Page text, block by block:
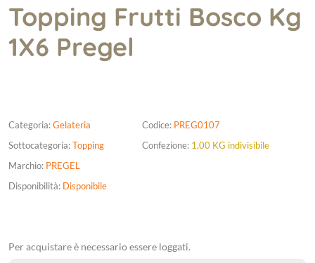
Topping Frutti Bosco Kg
1X6 Pregel
Categoria:Gelateria
Sottocategoria:Topping
Marchio: PREGEL
Disponibilità: Disponibile
Codice: PREG0107
Confezione: 1,00 KG indivisibile
Per acquistare è necessario essere loggati.